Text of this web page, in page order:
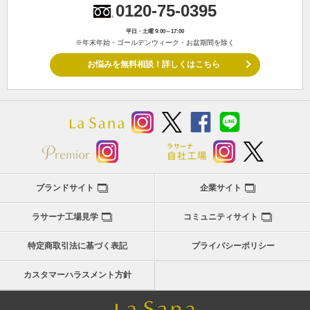
0120-75-0395
平日・土曜 9:00～17:00
※年末年始・ゴールデンウィーク・お盆期間を除く
お悩みを無料相談！詳しくはこちら
ブランドサイト 企業サイト
ラサーナ工場見学 コミュニティサイト
特定商取引法に基づく表記 プライバシーポリシー
カスタマーハラスメント方針